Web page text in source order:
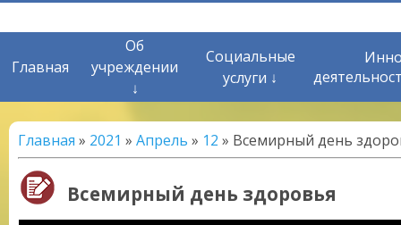
Главная
Об
учреждении
↓
Социальные
услуги ↓
Главная » 2021 » Апрель » 12 » Всемирный день
Всемирный день здоровья